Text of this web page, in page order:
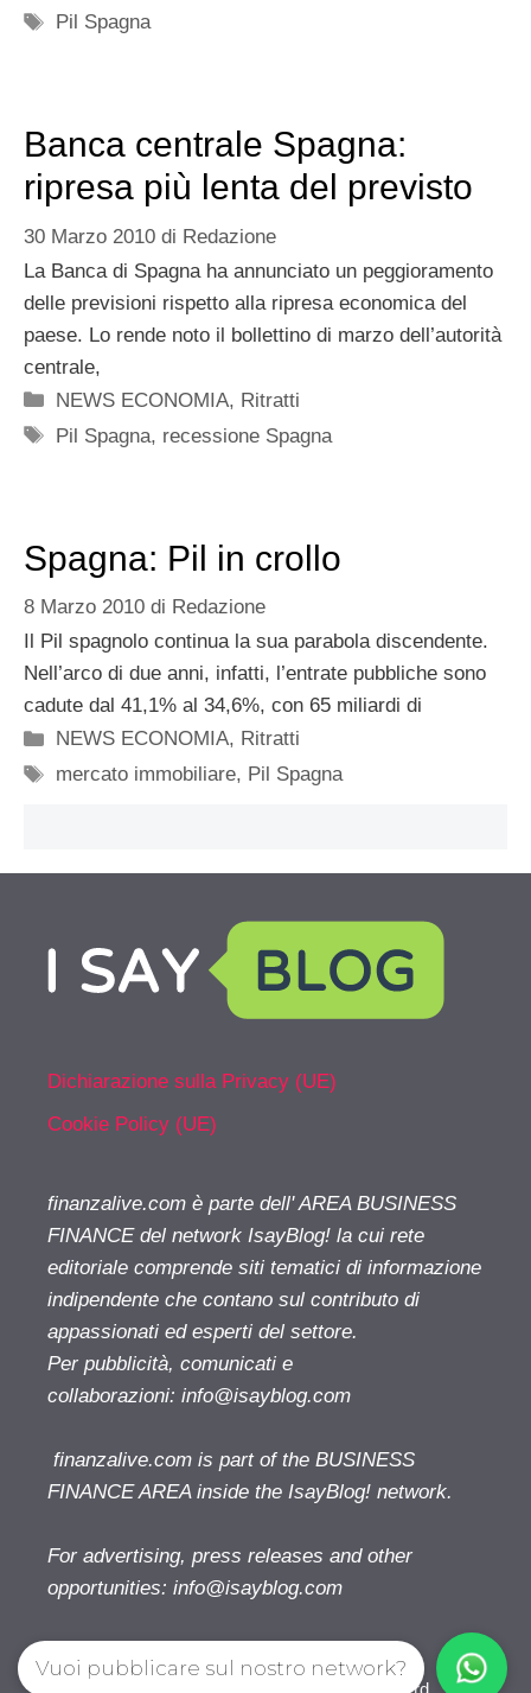
Tag
Pil Spagna
Banca centrale Spagna:
ripresa più lenta del previsto
30 Marzo 2010 di Redazione
La Banca di Spagna ha annunciato un peggioramento
delle previsioni rispetto alla ripresa economica del
paese. Lo rende noto il bollettino di marzo dell’autorità
centrale,
Categorie
NEWS ECONOMIA, Ritratti
Tag
Pil Spagna, recessione Spagna
Spagna: Pil in crollo
8 Marzo 2010 di Redazione
Il Pil spagnolo continua la sua parabola discendente.
Nell’arco di due anni, infatti, l’entrate pubbliche sono
cadute dal 41,1% al 34,6%, con 65 miliardi di
Categorie
NEWS ECONOMIA, Ritratti
Tag
mercato immobiliare, Pil Spagna
Dichiarazione sulla Privacy (UE)
Cookie Policy (UE)
finanzalive.com è parte dell' AREA BUSINESS
FINANCE del network IsayBlog! la cui rete
editoriale comprende siti tematici di informazione
indipendente che contano sul contributo di
appassionati ed esperti del settore.
Per pubblicità, comunicati e
collaborazioni: info@isayblog.com
finanzalive.com is part of the BUSINESS
FINANCE AREA inside the IsayBlog! network.
For advertising, press releases and other
opportunities: info@isayblog.com
Finanzalive.com © 2026. All right reserverd.
Vuoi pubblicare sul nostro network?